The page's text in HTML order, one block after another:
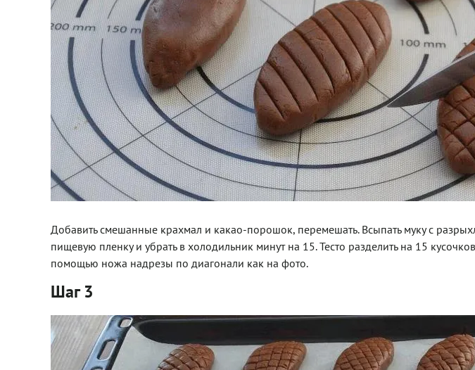
Добавить смешанные крахмал и какао-порошок, перемешать. Всыпать муку с
пищевую пленку и убрать в холодильник минут на 15. Тесто разделить на 15
помощью ножа надрезы по диагонали как на фото.
Шаг 3